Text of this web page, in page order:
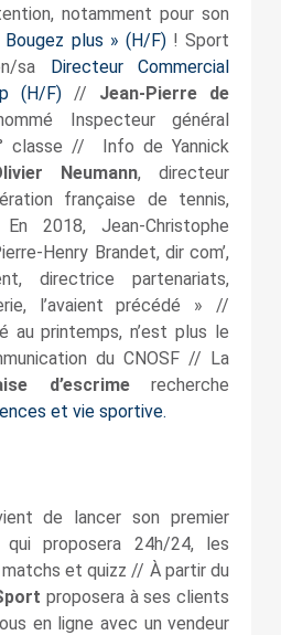
notamment pour son
Bougez plus » (H/F) ! Sport
sa Directeur Commercial
(H/F) // Jean-Pierre de
Inspecteur général
classe // Info de Yannick
Neumann, directeur
française de tennis,
2018, Jean-Christophe
Henry Brandet, dir com’,
directrice partenariats,
l’avaient précédé » //
au printemps, n’est plus le
du CNOSF // La
d’escrimerecherche
et vie sportive.
de lancer son premier
proposera 24h/24, les
et quizz // À partir du
proposera à ses clients
en ligne avec un vendeur